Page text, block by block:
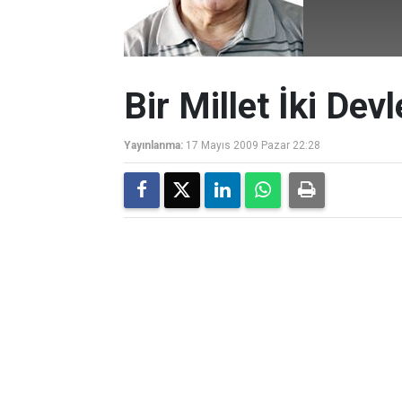
Bir Millet İki
Yayınlanma: 17 Mayıs 2009 Pazar 22:28